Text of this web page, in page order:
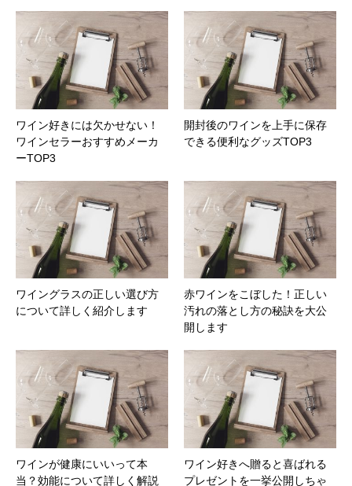
ワイン好きには欠かせない！
ワインセラーおすすめメーカ
ーTOP3
開封後のワインを上手に保存
できる便利なグッズTOP3
ワイングラスの正しい選び方
について詳しく紹介します
赤ワインをこぼした！正しい
汚れの落とし方の秘訣を大公
開します
ワインが健康にいいって本
当？効能について詳しく解説
ワイン好きへ贈ると喜ばれる
プレゼントを一挙公開しちゃ